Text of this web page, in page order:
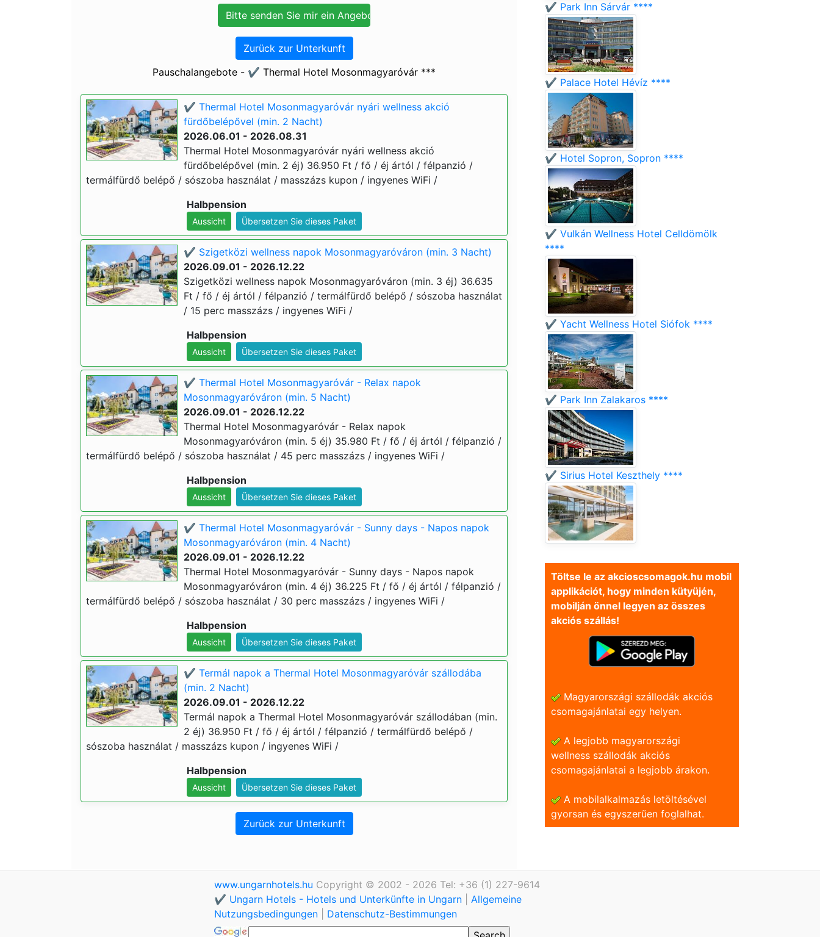
Zurück zur Unterkunft
Pauschalangebote - ✔️ Thermal Hotel Mosonmagyaróvár ***
✔️ Thermal Hotel Mosonmagyaróvár nyári wellness akció
fürdőbelépővel (min. 2 Nacht)
2026.06.01 - 2026.08.31
Thermal Hotel Mosonmagyaróvár nyári wellness akció
fürdőbelépővel (min. 2 éj) 36.950 Ft / fő / éj ártól / félpanzió /
termálfürdő belépő / sószoba használat / masszázs kupon / ingyenes WiFi /
Halbpension
Aussicht Übersetzen Sie dieses Paket
✔️ Szigetközi wellness napok Mosonmagyaróváron (min. 3 Nacht)
2026.09.01 - 2026.12.22
Szigetközi wellness napok Mosonmagyaróváron (min. 3 éj) 36.635
Ft / fő / éj ártól / félpanzió / termálfürdő belépő / sószoba használat
/ 15 perc masszázs / ingyenes WiFi /
Halbpension
Aussicht Übersetzen Sie dieses Paket
✔️ Thermal Hotel Mosonmagyaróvár - Relax napok
Mosonmagyaróváron (min. 5 Nacht)
2026.09.01 - 2026.12.22
Thermal Hotel Mosonmagyaróvár - Relax napok
Mosonmagyaróváron (min. 5 éj) 35.980 Ft / fő / éj ártól / félpanzió /
termálfürdő belépő / sószoba használat / 45 perc masszázs / ingyenes WiFi /
Halbpension
Aussicht Übersetzen Sie dieses Paket
✔️ Thermal Hotel Mosonmagyaróvár - Sunny days - Napos napok
Mosonmagyaróváron (min. 4 Nacht)
2026.09.01 - 2026.12.22
Thermal Hotel Mosonmagyaróvár - Sunny days - Napos napok
Mosonmagyaróváron (min. 4 éj) 36.225 Ft / fő / éj ártól / félpanzió /
termálfürdő belépő / sószoba használat / 30 perc masszázs / ingyenes WiFi /
Halbpension
Aussicht Übersetzen Sie dieses Paket
✔️ Termál napok a Thermal Hotel Mosonmagyaróvár szállodába
(min. 2 Nacht)
2026.09.01 - 2026.12.22
Termál napok a Thermal Hotel Mosonmagyaróvár szállodában (min.
2 éj) 36.950 Ft / fő / éj ártól / félpanzió / termálfürdő belépő /
sószoba használat / masszázs kupon / ingyenes WiFi /
Halbpension
Aussicht Übersetzen Sie dieses Paket
Zurück zur Unterkunft
✔️ Park Inn Sárvár ****
✔️ Palace Hotel Hévíz ****
✔️ Hotel Sopron, Sopron ****
✔️ Vulkán Wellness Hotel Celldömölk
****
✔️ Yacht Wellness Hotel Siófok ****
✔️ Park Inn Zalakaros ****
✔️ Sirius Hotel Keszthely ****
Töltse le az akcioscsomagok.hu mobil
applikációt, hogy minden kütyüjén,
mobilján önnel legyen az összes
akciós szállás!
Magyarországi szállodák akciós
csomagajánlatai egy helyen.
A legjobb magyarországi
wellness szállodák akciós
csomagajánlatai a legjobb árakon.
A mobilalkalmazás letöltésével
gyorsan és egyszerũen foglalhat.
www.ungarnhotels.hu Copyright © 2002 - 2026 Tel: +36 (1) 227-9614
✔️ Ungarn Hotels - Hotels und Unterkünfte in Ungarn
Allgemeine
Nutzungsbedingungen
Datenschutz-Bestimmungen